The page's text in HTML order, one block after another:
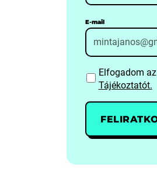
E-mail
Elfogadom az
Tájékoztatót.